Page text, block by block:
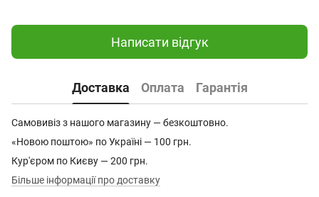
Написати відгук
Доставка Оплата Гарантія
Самовивіз з нашого магазину — безкоштовно.
«Новою поштою» по Україні — 100 грн.
Кур'єром по Києву — 200 грн.
Більше інформації про доставку